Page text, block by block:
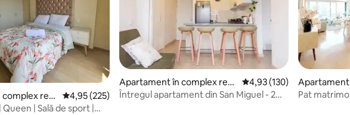
rezi
Scor mediu de 4,95 din 5, 225 recenzii
4,95 (225)
| Sală de sport |
Apartament în complex rezi
dențial în San Miguel
Scor mediu de 4,93 din 5,
4,93 (130)
Întregul apartament din San Miguel - 2
dențial în
Pat